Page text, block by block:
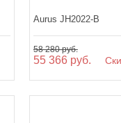
Aurus JH2022-B
58 280 руб.
55 366 руб.